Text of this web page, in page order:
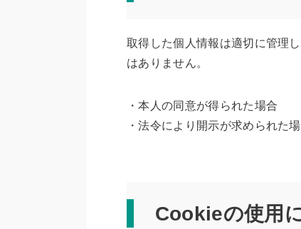
取得した個人情報は適切に管理
はありません。
・本人の同意が得られた場合
・法令により開示が求められた
Cookieの使用